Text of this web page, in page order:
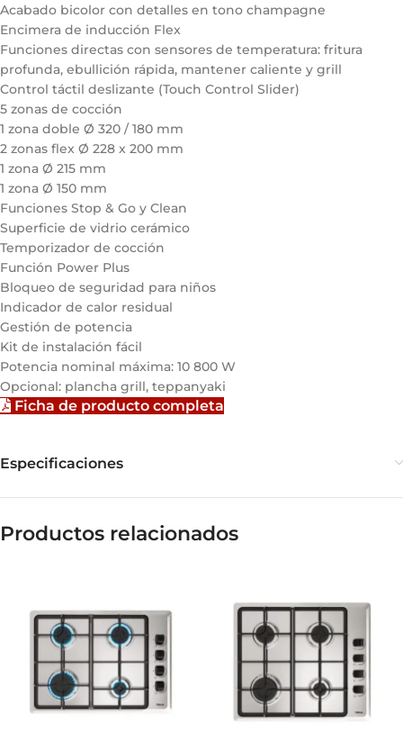
Acabado bicolor con detalles en tono champagne
Encimera de inducción Flex
Funciones directas con sensores de temperatura: fritura
profunda, ebullición rápida, mantener caliente y grill
Control táctil deslizante (Touch Control Slider)
5 zonas de cocción
1 zona doble Ø 320 / 180 mm
2 zonas flex Ø 228 x 200 mm
1 zona Ø 215 mm
1 zona Ø 150 mm
Funciones Stop & Go y Clean
Superficie de vidrio cerámico
Temporizador de cocción
Función Power Plus
Bloqueo de seguridad para niños
Indicador de calor residual
Gestión de potencia
Kit de instalación fácil
Potencia nominal máxima: 10 800 W
Opcional: plancha grill, teppanyaki
Ficha de producto completa
Especificaciones
Productos relacionados